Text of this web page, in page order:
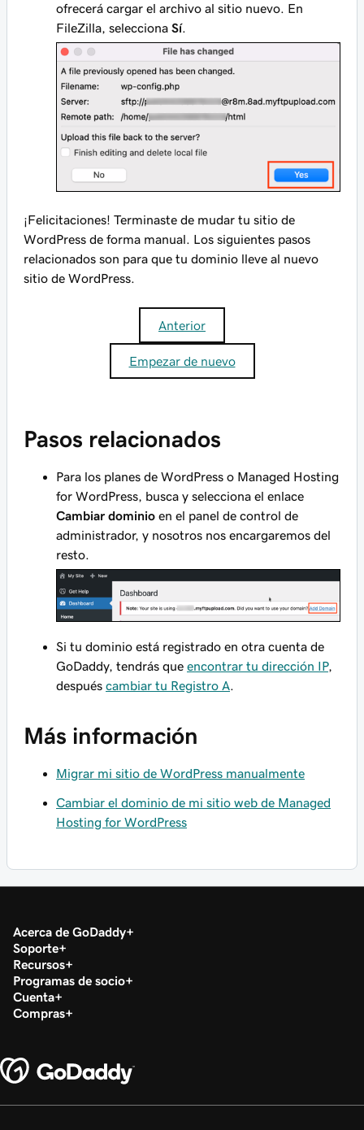
ofrecerá cargar el archivo al sitio nuevo. En
FileZilla, selecciona Sí.
¡Felicitaciones! Terminaste de mudar tu sitio de
WordPress de forma manual. Los siguientes pasos
relacionados son para que tu dominio lleve al nuevo
sitio de WordPress.
Anterior
Empezar de nuevo
Pasos relacionados
Para los planes de WordPress o Managed Hosting
for WordPress, busca y selecciona el enlace
Cambiar dominio en el panel de control de
administrador, y nosotros nos encargaremos del
resto.
Si tu dominio está registrado en otra cuenta de
GoDaddy, tendrás que encontrar tu dirección IP,
después cambiar tu Registro A
Más información
Migrar mi sitio de WordPress manualmente
Cambiar el dominio de mi sitio web de Managed
Hosting for WordPress
Acerca de GoDaddy
Soporte
Recursos
Programas de socio
Cuenta
Compras